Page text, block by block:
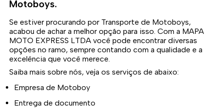
Motoboys.
Se estiver procurando por Transporte de Motoboys,
acabou de achar a melhor opção para isso. Com a MAPA
MOTO EXPRESS LTDA você pode encontrar diversas
opções no ramo, sempre contando com a qualidade e a
excelência que você merece.
Saiba mais sobre nós, veja os serviços de abaixo:
Empresa de Motoboy
Entrega de documento